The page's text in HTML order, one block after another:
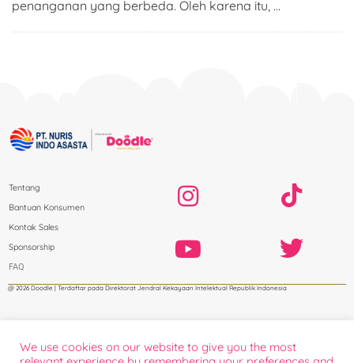
penanganan yang berbeda. Oleh karena itu, …
Tentang
Bantuan Konsumen
Kontak Sales
Sponsorship
FAQ
@ 2026 Doodle | Terdaftar pada Direktorat Jendral Kekayaan Intelektual Republik Indonesia
We use cookies on our website to give you the most